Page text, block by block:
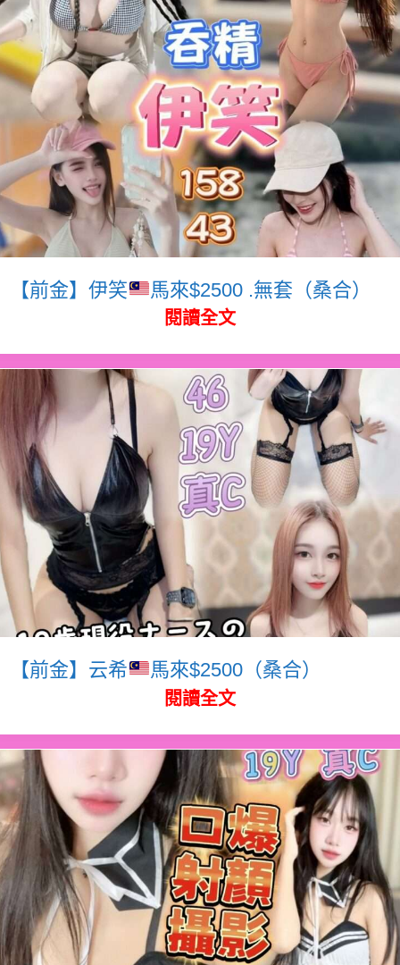
【前金】伊笑 馬來$2500 .無套（桑合）
閱讀全文
【前金】云希 馬來$2500（桑合）
閱讀全文